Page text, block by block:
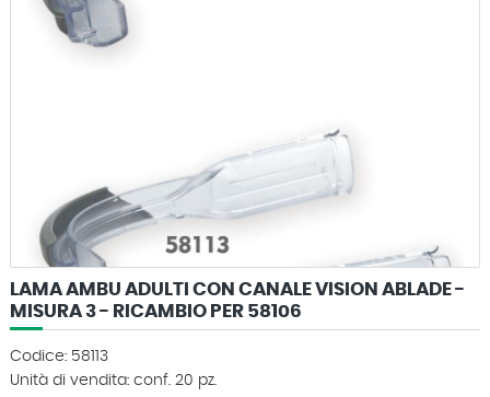
LAMA AMBU ADULTI CON CANALE VISION ABLADE -
MISURA 3 - RICAMBIO PER 58106
Codice: 58113
Unità di vendita: conf. 20 pz.